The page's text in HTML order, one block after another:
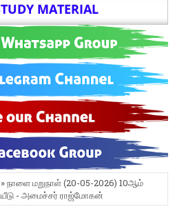
MATERIAL
» நாளை மறுநாள் (20-05-2026) 10ஆம்
- அமைச்சர் ராஜ்மோகன்